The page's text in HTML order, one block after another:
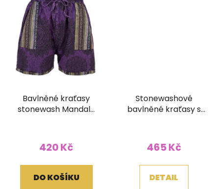
Bavlněné kraťasy
stonewash Mandala
420 Kč
DO KOŠÍKU
Stonewashové
bavlněné kraťasy s
465 Kč
DETAIL